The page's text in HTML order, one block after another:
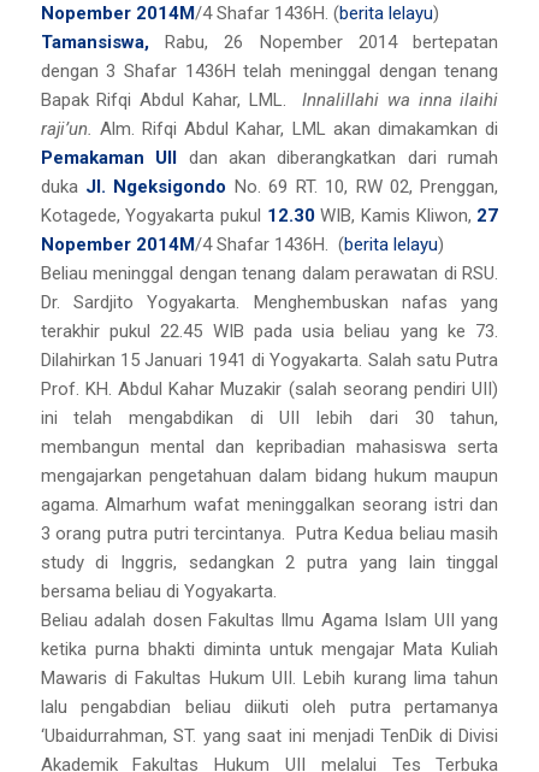
Nopember 2014M/4 Shafar 1436H. (berita lelayu)
Tamansiswa, Rabu, 26 Nopember 2014 bertepatan
dengan 3 Shafar 1436H telah meninggal dengan tenang
Bapak Rifqi Abdul Kahar, LML.Innalillahi wa inna ilaihi
raji’un. Alm. Rifqi Abdul Kahar, LML akan dimakamkan di
Pemakaman UII dan akan diberangkatkan dari rumah
duka Jl. Ngeksigondo No. 69 RT. 10, RW 02, Prenggan,
Kotagede, Yogyakarta pukul 12.30WIB, Kamis Kliwon, 27
Nopember 2014M/4 Shafar 1436H. (berita lelayu)
Beliau meninggal dengan tenang dalam perawatan di RSU.
Dr. Sardjito Yogyakarta. Menghembuskan nafas yang
terakhir pukul 22.45 WIB pada usia beliau yang ke 73.
Dilahirkan 15 Januari 1941 di Yogyakarta. Salah satu Putra
Prof. KH. Abdul Kahar Muzakir (salah seorang pendiri UII)
ini telah mengabdikan di UII lebih dari 30 tahun,
membangun mental dan kepribadian mahasiswa serta
mengajarkan pengetahuan dalam bidang hukum maupun
agama. Almarhum wafat meninggalkan seorang istri dan
3 orang putra putri tercintanya. Putra Kedua beliau masih
study di Inggris, sedangkan 2 putra yang lain tinggal
bersama beliau di Yogyakarta.
Beliau adalah dosen Fakultas Ilmu Agama Islam UII yang
ketika purna bhakti diminta untuk mengajar Mata Kuliah
Mawaris di Fakultas Hukum UII. Lebih kurang lima tahun
lalu pengabdian beliau diikuti oleh putra pertamanya
‘Ubaidurrahman, ST. yang saat ini menjadi TenDik di Divisi
Akademik Fakultas Hukum UII melalui Tes Terbuka